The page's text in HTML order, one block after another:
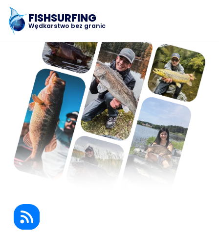
FISHSURFING
Wędkarstwo bez granic
Rejestracja
Strona główna
Blog
Informacje o aplikacji
Business